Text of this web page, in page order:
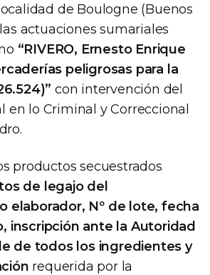
de Boulogne (Buenos
actuaciones sumariales
“RIVERO, Ernesto Enrique
peligrosas para la
con intervención del
en lo Criminal y Correccional
productos secuestrados
de legajo del
elaborador, Nº de lote, fecha
inscripción ante la Autoridad
de todos los ingredientes y
requerida por la